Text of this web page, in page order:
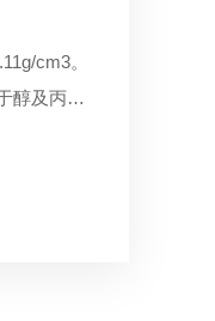
cm3。
醇及丙
是一种
硅烷偶联
，醋酸可
域里的得
分构成：
化剂和引
性、耐紫